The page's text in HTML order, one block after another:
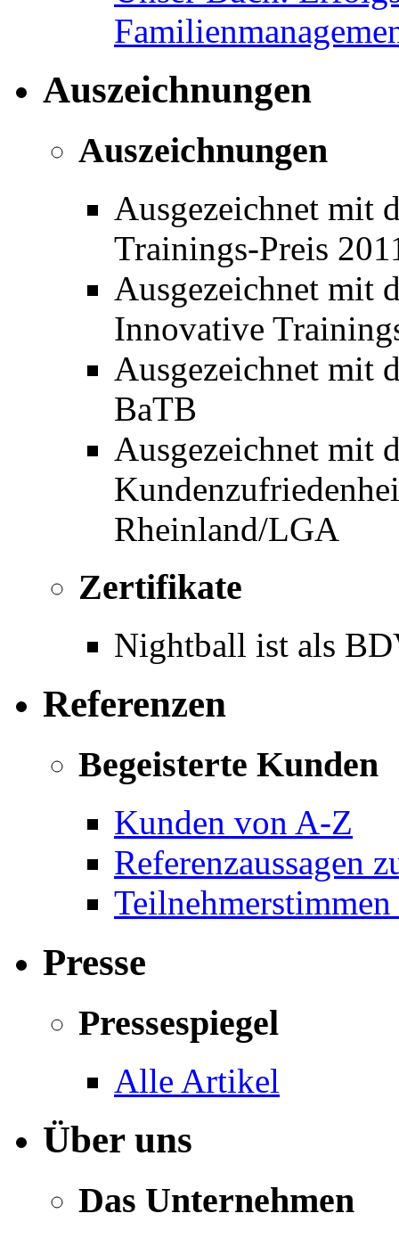
Auszeichnungen
Auszeichnungen
Ausgezeichnet mit
Trainings-Preis
Ausgezeichnet mit
Innovative
Ausgezeichnet mit
BaTB
Ausgezeichnet mit
Rheinland/LGA
Zertifikate
Nightball ist als
Referenzen
Begeisterte Kunden
Kunden von A-Z
Referenzaussagen
Presse
Pressespiegel
Alle Artikel
Über uns
Das Unternehmen